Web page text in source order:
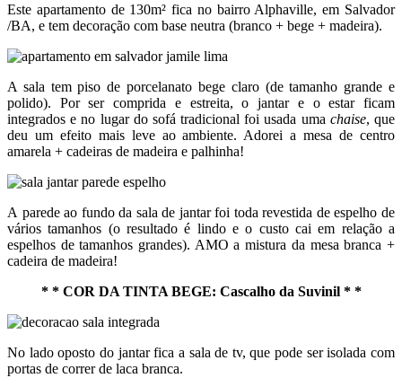
Este apartamento de 130m² fica no bairro Alphaville, em Salvador
/BA, e tem decoração com base neutra (branco + bege + madeira).
A sala tem piso de porcelanato bege claro (de tamanho grande e
polido). Por ser comprida e estreita, o jantar e o estar ficam
integrados e no lugar do sofá tradicional foi usada uma chaise, que
deu um efeito mais leve ao ambiente. Adorei a mesa de centro
amarela + cadeiras de madeira e palhinha!
A parede ao fundo da sala de jantar foi toda revestida de espelho de
vários tamanhos (o resultado é lindo e o custo cai em relação a
espelhos de tamanhos grandes). AMO a mistura da mesa branca +
cadeira de madeira!
* * COR DA TINTA BEGE: Cascalho da Suvinil * *
No lado oposto do jantar fica a sala de tv, que pode ser isolada com
portas de correr de laca branca.